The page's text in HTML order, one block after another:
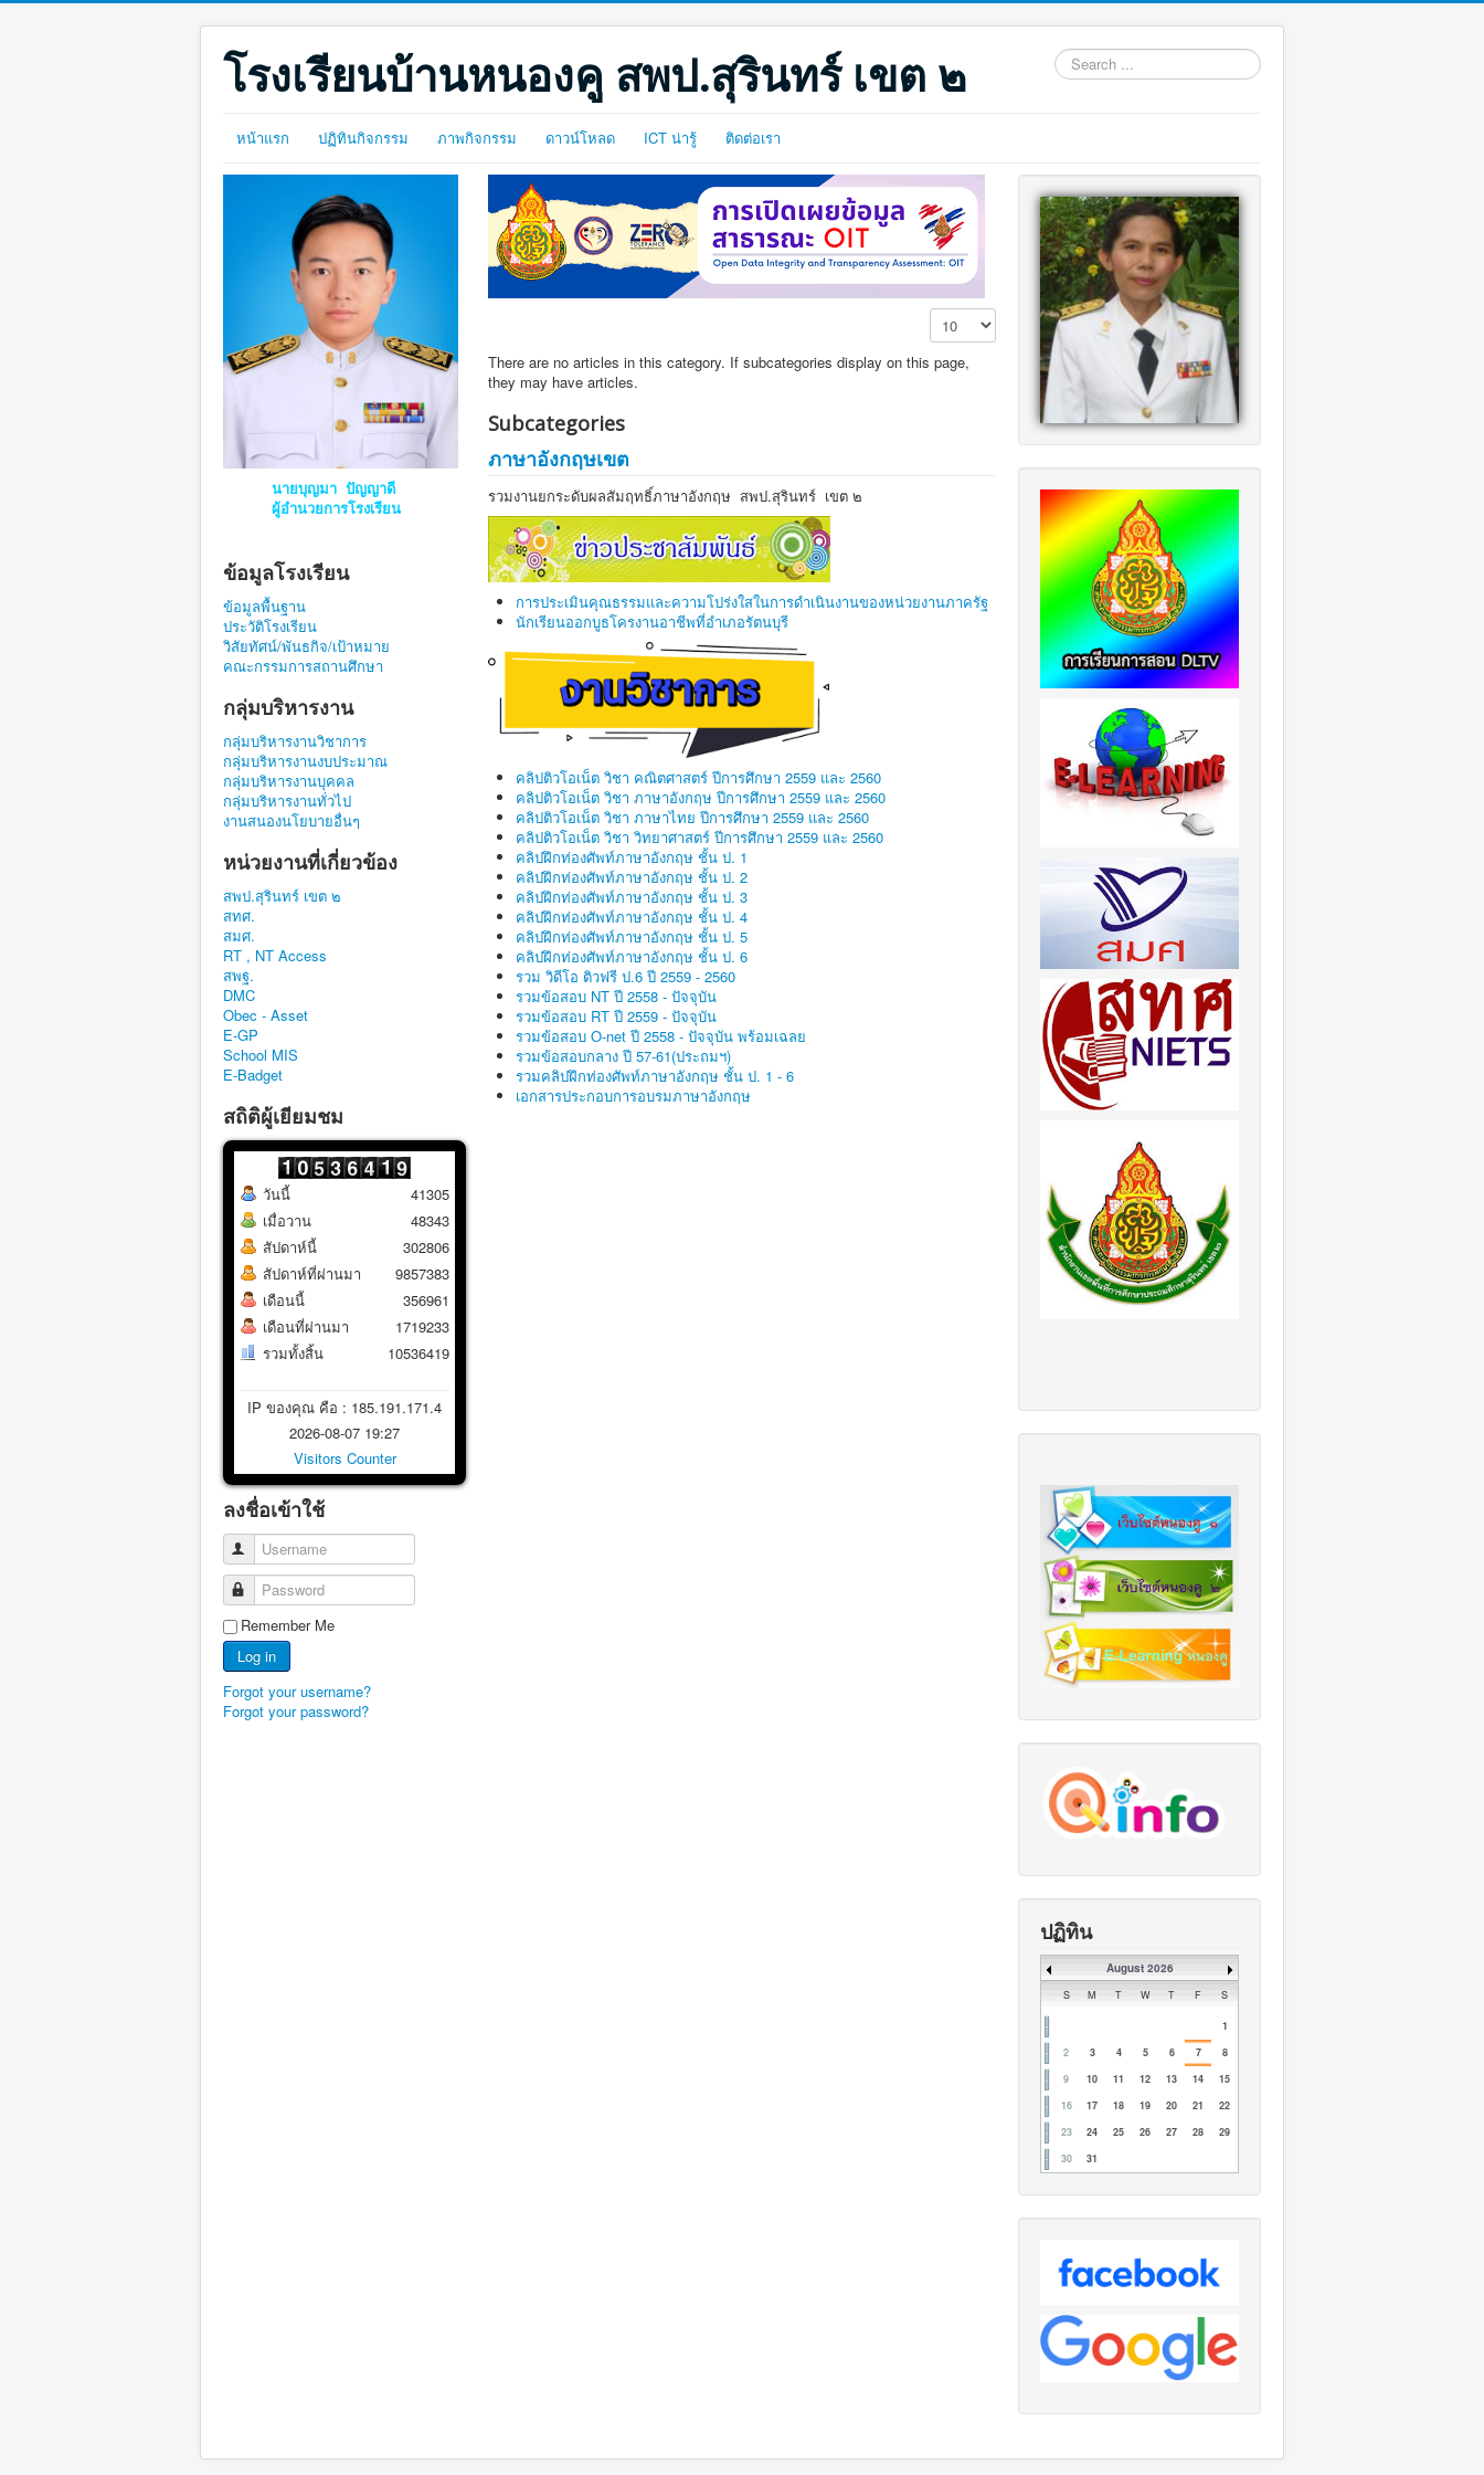
โรงเรียนบ้านหนองคู สพป.สุรินทร์ เขต ๒
Search
...
หน้าแรก ปฏิทินกิจกรรม ภาพกิจกรรม ดาวน์โหลด ICT น่ารู้ ติดต่อเรา
นายบุญมา ปัญญาดี
ผู้อำนวยการโรงเรียน
ข้อมูลโรงเรียน
ข้อมูลพื้นฐาน
ประวัติโรงเรียน
วิสัยทัศน์/พันธกิจ/เป้าหมาย
คณะกรรมการสถานศึกษา
กลุ่มบริหารงาน
กลุ่มบริหารงานวิชาการ
กลุ่มบริหารงานงบประมาณ
กลุ่มบริหารงานบุคคล
กลุ่มบริหารงานทั่วไป
งานสนองนโยบายอื่นๆ
หน่วยงานที่เกี่ยวข้อง
สพป.สุรินทร์ เขต ๒
สทศ.
สมศ.
RT , NT Access
สพฐ.
DMC
Obec - Asset
E-GP
School MIS
E-Badget
สถิติผู้เยียมชม
วันนี้
เมื่อวาน
สัปดาห์นี้
สัปดาห์ที่ผ่านมา
เดือนนี้
เดือนที่ผ่านมา
รวมทั้งสิ้น
41305
48343
302806
9857383
356961
1719233
10536419
IP ของคุณ คือ : 185.191.171.4
2026-08-07 19:27
Visitors Counter
ลงชื่อเข้าใช้
Username
Password
Remember Me
Log in
Forgot your username?
Forgot your password?
Display #
There are no articles in this category. If subcategories display on this page,
they may have articles.
Subcategories
ภาษาอังกฤษเขต
รวมงานยกระดับผลสัมฤทธิ์ภาษาอังกฤษ สพป.สุรินทร์ เขต ๒
การประเมินคุณธรรมและความโปร่งใสในการดำเนินงานของหน่วยงานภาครัฐ
นักเรียนออกบูธโครงานอาชีพที่อำเภอรัตนบุรี
คลิปติวโอเน็ต วิชา คณิตศาสตร์ ปีการศึกษา 2559 และ 2560
คลิปติวโอเน็ต วิชา ภาษาอังกฤษ ปีการศึกษา 2559 และ 2560
คลิปติวโอเน็ต วิชา ภาษาไทย ปีการศึกษา 2559 และ 2560
คลิปติวโอเน็ต วิชา วิทยาศาสตร์ ปีการศึกษา 2559 และ 2560
คลิปฝึกท่องศัพท์ภาษาอังกฤษ ชั้น ป. 1
คลิปฝึกท่องศัพท์ภาษาอังกฤษ ชั้น ป. 2
คลิปฝึกท่องศัพท์ภาษาอังกฤษ ชั้น ป. 3
คลิปฝึกท่องศัพท์ภาษาอังกฤษ ชั้น ป. 4
คลิปฝึกท่องศัพท์ภาษาอังกฤษ ชั้น ป. 5
คลิปฝึกท่องศัพท์ภาษาอังกฤษ ชั้น ป. 6
รวม วิดีโอ ติวฟรี ป.6 ปี 2559 - 2560
รวมข้อสอบ NT ปี 2558 - ปัจจุบัน
รวมข้อสอบ RT ปี 2559 - ปัจจุบัน
รวมข้อสอบ O-net ปี 2558 - ปัจจุบัน พร้อมเฉลย
รวมข้อสอบกลาง ปี 57-61(ประถมฯ)
รวมคลิปฝึกท่องศัพท์ภาษาอังกฤษ ชั้น ป. 1 - 6
เอกสารประกอบการอบรมภาษาอังกฤษ
ปฏิทิน
August 2026
S M T W T F S
1
2
3 4 5 6 7
8
9
10 11 12 13 14
15
16
17 18 19 20 21
22
23
24 25 26 27 28
29
30
31